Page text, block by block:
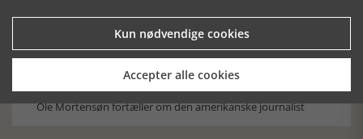
Historiens Aktører 79 - John Reed
Ole Mortensøn fortæller om den amerikanske journalist
Kun nødvendige cookies
Accepter alle cookies